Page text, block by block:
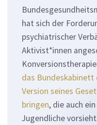
hat sich der
psychiatrischer
Aktivist*innen
das Bundeskabinett
Version seines
bringen, die auch
Jugendliche